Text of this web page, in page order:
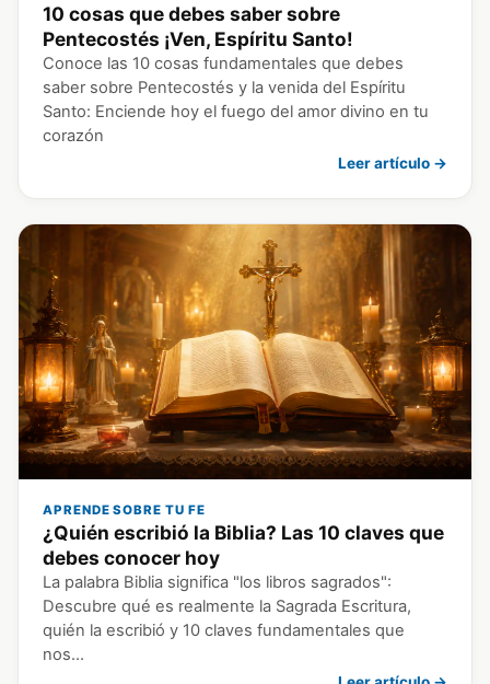
10 cosas que debes saber sobre
Pentecostés ¡Ven, Espíritu Santo!
Conoce las 10 cosas fundamentales que debes
saber sobre Pentecostés y la venida del Espíritu
Santo: Enciende hoy el fuego del amor divino en tu
corazón
Leer artículo →
APRENDE SOBRE TU FE
¿Quién escribió la Biblia? Las 10 claves que
debes conocer hoy
La palabra Biblia significa "los libros sagrados":
Descubre qué es realmente la Sagrada Escritura,
quién la escribió y 10 claves fundamentales que
nos…